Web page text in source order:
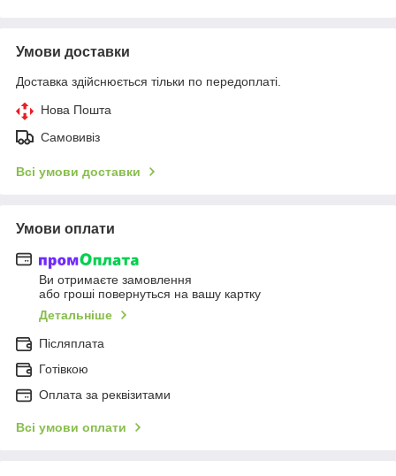
Умови доставки
Доставка здійснюється тільки по передоплаті.
Нова Пошта
Самовивіз
Всі умови доставки
Умови оплати
Ви отримаєте замовлення
або гроші повернуться на вашу картку
Детальніше
Післяплата
Готівкою
Оплата за реквізитами
Всі умови оплати